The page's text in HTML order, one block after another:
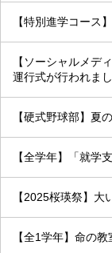
【特別進学コース
【ソーシャルメデ
運行式が行われま
【硬式野球部】夏
【全学年】「就学
【2025桜瑛祭】
【全1学年】命の